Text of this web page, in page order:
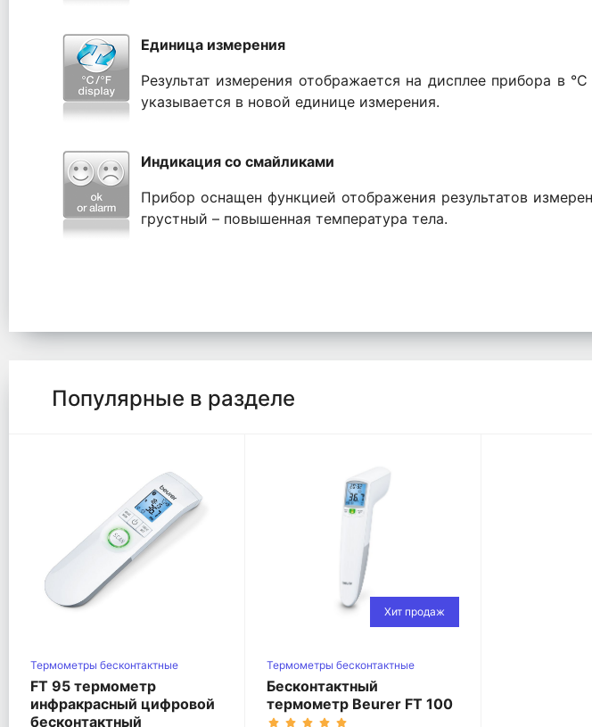
Единица измерения
Результат измерения отображается на дисплее прибора в
указывается в новой единице измерения.
Индикация со смайликами
Прибор оснащен функцией отображения результатов
грустный – повышенная температура тела.
Популярные в разделе
Термометры беcконтактные
FT 95 термометр
инфракрасный цифровой
бесконтактный
Хит продаж
Термометры беcконтактные
Бесконтактный
термометр Beurer FT 100